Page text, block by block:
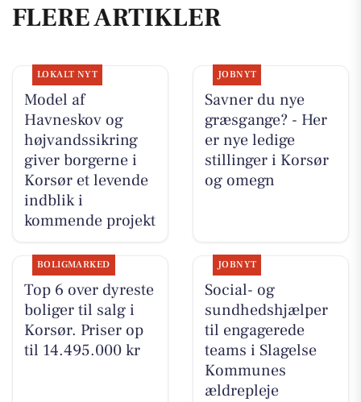
FLERE ARTIKLER
LOKALT NYT
Model af
Havneskov og
højvandssikring
giver borgerne i
Korsør et levende
indblik i
kommende projekt
JOBNYT
Savner du nye
græsgange? - Her
er nye ledige
stillinger i Korsør
og omegn
BOLIGMARKED
Top 6 over dyreste
boliger til salg i
Korsør. Priser op
til 14.495.000 kr
JOBNYT
Social- og
sundhedshjælper
til engagerede
teams i Slagelse
Kommunes
ældrepleje